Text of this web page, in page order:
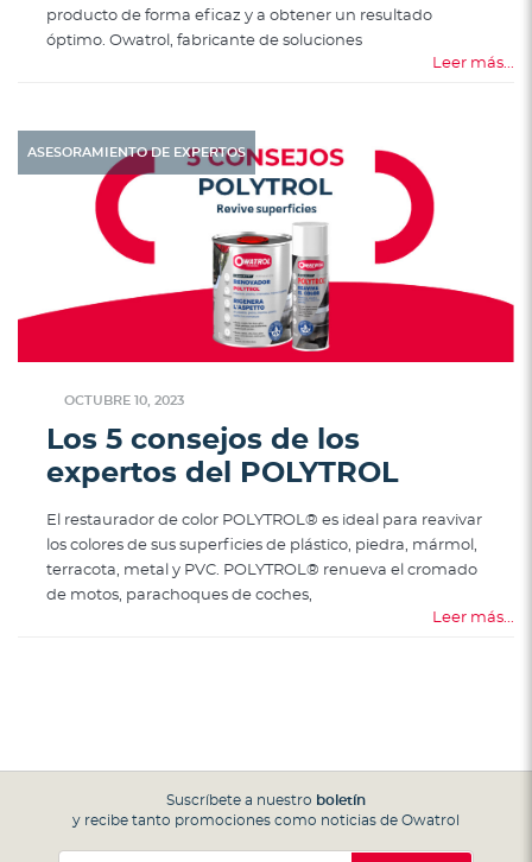
producto de forma eficaz y a obtener un resultado
óptimo. Owatrol, fabricante de soluciones
Leer más...
OCTUBRE 10, 2023
ASESORAMIENTO DE EXPERTOS
Los 5 consejos de los
expertos del POLYTROL
El restaurador de color POLYTROL® es ideal para reavivar
los colores de sus superficies de plástico, piedra, mármol,
terracota, metal y PVC. POLYTROL® renueva el cromado
de motos, parachoques de coches,
Leer más...
Suscríbete a nuestro boletín
y recibe tanto promociones como noticias de Owatrol